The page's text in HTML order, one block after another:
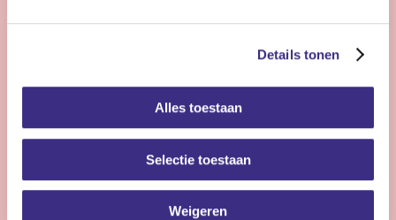
Details tonen
Alles toestaan
Selectie toestaan
Weigeren
Nog 24 dagen
4 - 28 uur | Deeltijds, Onbepaalde tijd
Wil jij met meerdere doelgroepen werken en elke dag
iets anders doen? Dan is de flexpool echt iets voor jou.
Je werkt op verschillende locaties in de